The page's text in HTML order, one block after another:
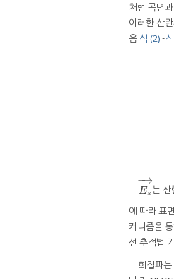
처럼 곡면
이러한 산
음 식 (2)~
Es
−→
Es→는
에 따라 표
커니즘을
선 추적법
회절파